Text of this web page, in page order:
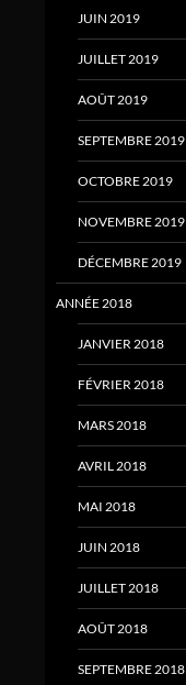
JUIN 2019
JUILLET 2019
AOÛT 2019
SEPTEMBRE 2019
OCTOBRE 2019
NOVEMBRE 2019
DÉCEMBRE 2019
ANNÉE 2018
JANVIER 2018
FÉVRIER 2018
MARS 2018
AVRIL 2018
MAI 2018
JUIN 2018
JUILLET 2018
AOÛT 2018
SEPTEMBRE 2018